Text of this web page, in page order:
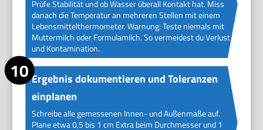
Prüfe Stabilität und ob Wasser überall Kontakt hat. Miss
danach die Temperatur an mehreren Stellen mit einem
Lebensmittelthermometer. Warnung: Teste niemals mit
Muttermilch oder Formulamilch. So vermeidest du Verlust
und Kontamination.
Ergebnis dokumentieren und Toleranzen
einplanen
Schreibe alle gemessenen Innen- und Außenmaße auf.
Plane etwa 0,5 bis 1 cm Extra beim Durchmesser und 1